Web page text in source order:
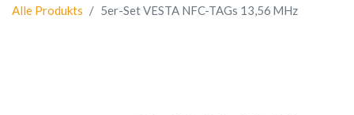
Alle Produkts 5er-Set VESTA NFC-TAGs 13,56 MHz